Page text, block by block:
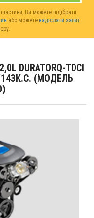
Ви можете підібрати
або можете надіслати запит
DURATORQ-TDCI
143К.С. (МОДЕЛЬ